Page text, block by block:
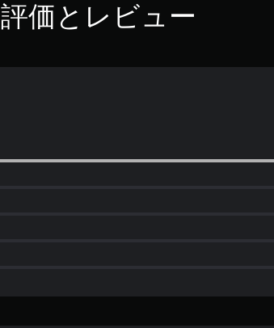
評価とレビュー